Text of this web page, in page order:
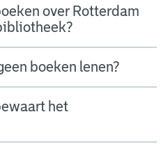
over Rotterdam
boeken lenen?
het